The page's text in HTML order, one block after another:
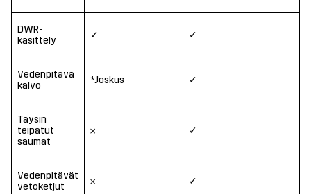
DWR-
käsittely
✓ ✓
Vedenpitävä
kalvo
*Joskus ✓
Täysin
teipatut
saumat
𐄂 ✓
Vedenpitävät
vetoketjut
𐄂 ✓